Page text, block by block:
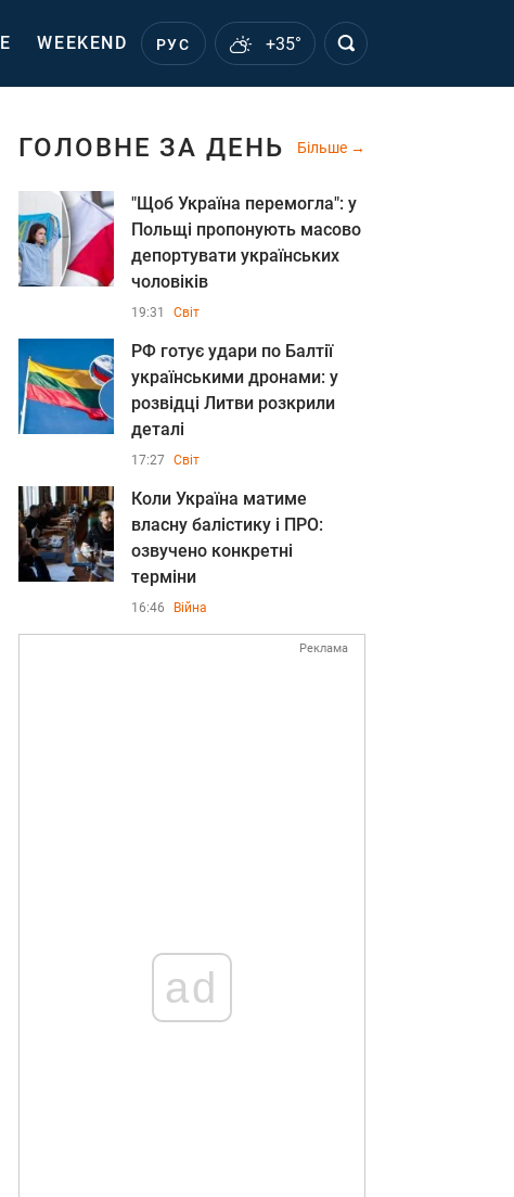
WEEKEND РУС +35°
ГОЛОВНЕ ЗА ДЕНЬ Більше
"Щоб Україна перемогла": у
Польщі пропонують масово
депортувати українських
чоловіків
19:31 Світ
РФ готує удари по Балтії
українськими дронами: у
розвідці Литви розкрили
деталі
17:27 Світ
Коли Україна матиме
власну балістику і ПРО:
озвучено конкретні
терміни
16:46 Війна
Реклама
ad